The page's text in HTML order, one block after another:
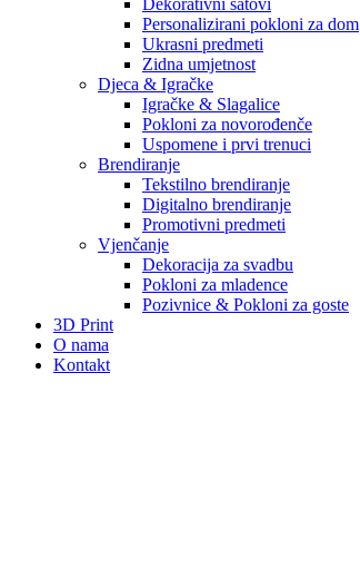
Dekorativni satovi
Personalizirani pokloni za dom
Ukrasni predmeti
Zidna umjetnost
Djeca & Igračke
Igračke & Slagalice
Pokloni za novorođenče
Uspomene i prvi trenuci
Brendiranje
Tekstilno brendiranje
Digitalno brendiranje
Promotivni predmeti
Vjenčanje
Dekoracija za svadbu
Pokloni za mladence
Pozivnice & Pokloni za goste
3D Print
O nama
Kontakt